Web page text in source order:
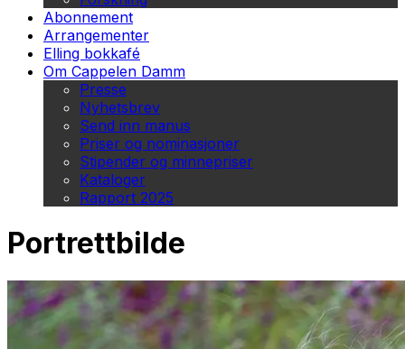
Abonnement
Arrangementer
Elling bokkafé
Om Cappelen Damm
Presse
Nyhetsbrev
Send inn manus
Priser og nominasjoner
Stipender og minnepriser
Kataloger
Rapport 2025
Portrettbilde